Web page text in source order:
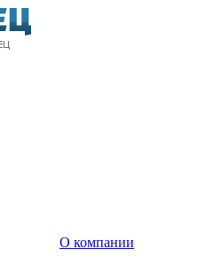
О компании